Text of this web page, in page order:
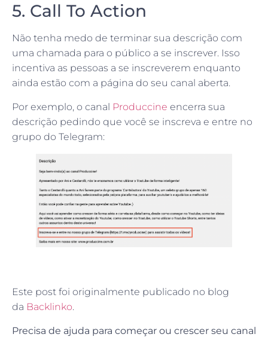
5. Call To Action
Não tenha medo de terminar sua descrição com
uma chamada para o público a se inscrever. Isso
incentiva as pessoas a se inscreverem enquanto
ainda estão com a página do seu canal aberta.
Por exemplo, o canal Produccine encerra sua
descrição pedindo que você se inscreva e entre no
grupo do Telegram:
Este post foi originalmente publicado no blog
da Backlinko.
Precisa de ajuda para começar ou crescer seu canal